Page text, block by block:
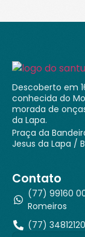
Descoberto em
conhecida do
morada de
da Lapa.
Praça da
Jesus da Lapa /
Contato
(77) 99160
Romeiros
(77)